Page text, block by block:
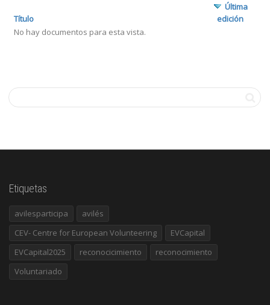
Tienes
adjunto
Título
Última
edición
No hay documentos para esta vista.
Etiquetas
avilesparticipa
avilés
CEV- Centre for European Volunteering
EVCapital
EVCapital2025
reconocicimiento
reconocimiento
Voluntariado